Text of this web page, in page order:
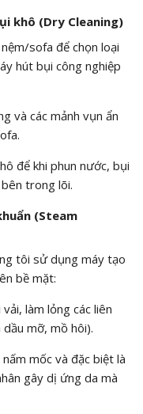
khô (Dry Cleaning)
sofa để chọn loại
hút bụi công nghiệp
và các mảnh vụn ẩn
để khi phun nước, bụi
trong lõi.
(Steam
tôi sử dụng máy tạo
bề mặt:
làm lỏng các liên
mỡ, mồ hôi).
mốc và đặc biệt là
gây dị ứng da mà